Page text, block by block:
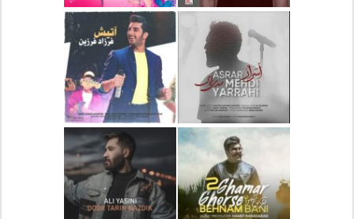
دانلود آهنگ جدید رضا
بهرام بنام نگار
دانلود آهنگ جدید علی
لهراسبی بنام صورت
دانلود آهنگ جدید مهدی
یراحی بنام اسرار
دانلود آهنگ جدید فرزاد
فرزین بنام آتیش